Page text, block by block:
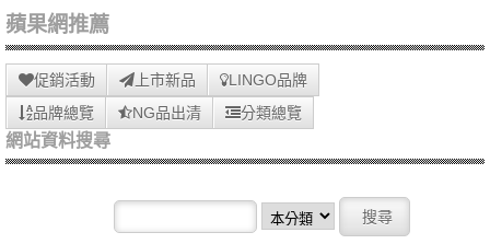
蘋果網推薦
促銷活動 上市新品
LINGO品牌
品牌總覽
NG品出清 分類總覽
網站資料搜尋